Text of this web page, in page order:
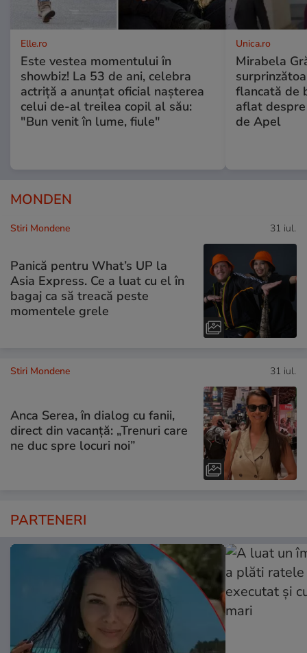
Elle.ro
Este vestea momentului în
showbiz! La 53 de ani, celebra
actriță a anunțat oficial nașterea
celui de-al treilea copil al său:
"Bun venit în lume, fiule"
Unica.ro
Mirabela
flancată de
aflat
de Apel
MONDEN
Stiri Mondene 31 iul.
Panică pentru What’s UP la
Asia Express. Ce a luat cu el în
bagaj ca să treacă peste
momentele grele
Stiri Mondene 31 iul.
Anca Serea, în dialog cu fanii,
direct din vacanță: „Trenuri care
ne duc spre locuri noi”
PARTENERI